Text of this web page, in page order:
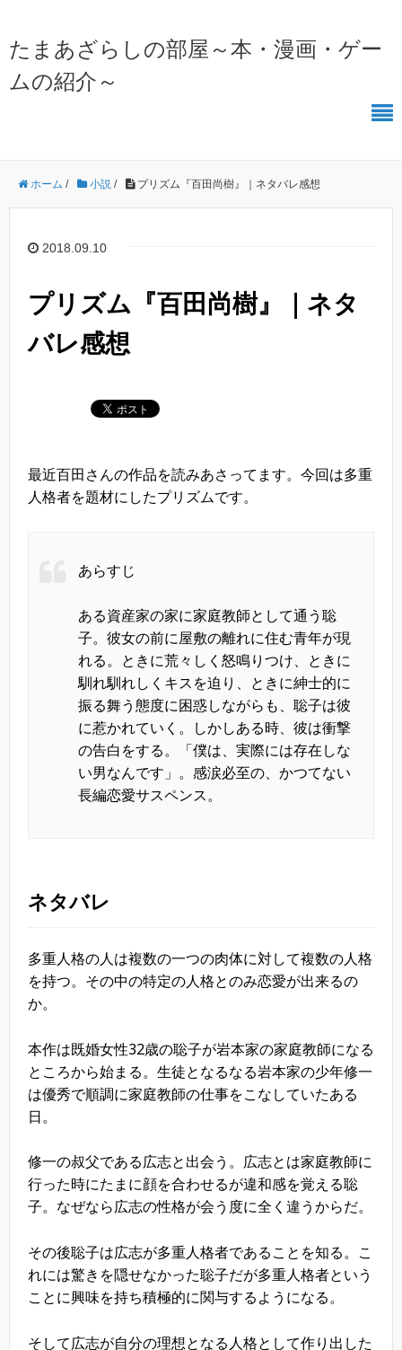
たまあざらしの部屋～本・漫画・ゲー
ムの紹介～
ホーム / 小説 / プリズム『百田尚樹』｜ネタバレ感想
2018.09.10
プリズム『百田尚樹』｜ネタ
バレ感想
最近百田さんの作品を読みあさってます。今回は多重
人格者を題材にしたプリズムです。
あらすじ
ある資産家の家に家庭教師として通う聡
子。彼女の前に屋敷の離れに住む青年が現
れる。ときに荒々しく怒鳴りつけ、ときに
馴れ馴れしくキスを迫り、ときに紳士的に
振る舞う態度に困惑しながらも、聡子は彼
に惹かれていく。しかしある時、彼は衝撃
の告白をする。「僕は、実際には存在しな
い男なんです」。感涙必至の、かつてない
長編恋愛サスペンス。
ネタバレ
多重人格の人は複数の一つの肉体に対して複数の人格
を持つ。その中の特定の人格とのみ恋愛が出来るの
か。
本作は既婚女性32歳の聡子が岩本家の家庭教師になる
ところから始まる。生徒となるなる岩本家の少年修一
は優秀で順調に家庭教師の仕事をこなしていたある
日。
修一の叔父である広志と出会う。広志とは家庭教師に
行った時にたまに顔を合わせるが違和感を覚える聡
子。なぜなら広志の性格が会う度に全く違うからだ。
その後聡子は広志が多重人格者であることを知る。こ
れには驚きを隠せなかった聡子だが多重人格者という
ことに興味を持ち積極的に関与するようになる。
そして広志が自分の理想となる人格として作り出した